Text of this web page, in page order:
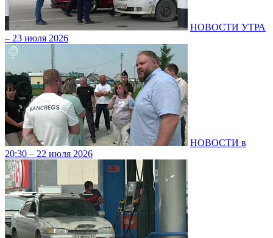
НОВОСТИ УТРА
– 23 июля 2026
НОВОСТИ в
20:30 – 22 июля 2026